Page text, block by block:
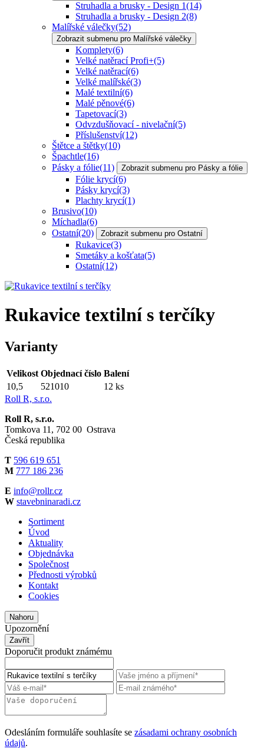
Struhadla a brusky - Design 1(14)
Struhadla a brusky - Design 2(8)
Malířské válečky(52)
Zobrazit submenu pro Malířské válečky
Komplety(6)
Velké natěrací Profi+(5)
Velké natěrací(6)
Velké malířské(3)
Malé textilní(6)
Malé pěnové(6)
Tapetovací(3)
Odvzdušňovací - nivelační(5)
Příslušenství(12)
Štětce a štětky(10)
Špachtle(16)
Pásky a fólie(11) Zobrazit submenu pro Pásky a fólie
Fólie krycí(6)
Pásky krycí(3)
Plachty krycí(1)
Brusivo(10)
Míchadla(6)
Ostatní(20) Zobrazit submenu pro Ostatní
Rukavice(3)
Smetáky a košťata(5)
Ostatní(12)
Rukavice textilní s terčíky
Varianty
Velikost Objednací číslo Balení
10,5
521010
12 ks
Roll R, s.r.o.
Roll R, s.r.o.
Tomkova 11, 702 00 Ostrava
Česká republika
T 596 619 651
M 777 186 236
E info@rollr.cz
W stavebninaradi.cz
Sortiment
Úvod
Aktuality
Objednávka
Společnost
Přednosti výrobků
Kontakt
Cookies
Nahoru
Upozornění
Zavřít
Doporučit produkt známému
Odesláním formuláře souhlasíte se zásadami ochrany osobních
údajů.